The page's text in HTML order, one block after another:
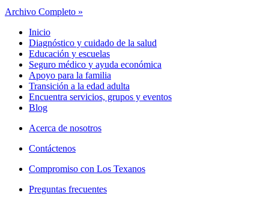
Archivo Completo »
Inicio
Diagnóstico y cuidado de la salud
Educación y escuelas
Seguro médico y ayuda económica
Apoyo para la familia
Transición a la edad adulta
Encuentra servicios, grupos y eventos
Blog
Acerca de nosotros
Contáctenos
Compromiso con Los Texanos
Preguntas frecuentes